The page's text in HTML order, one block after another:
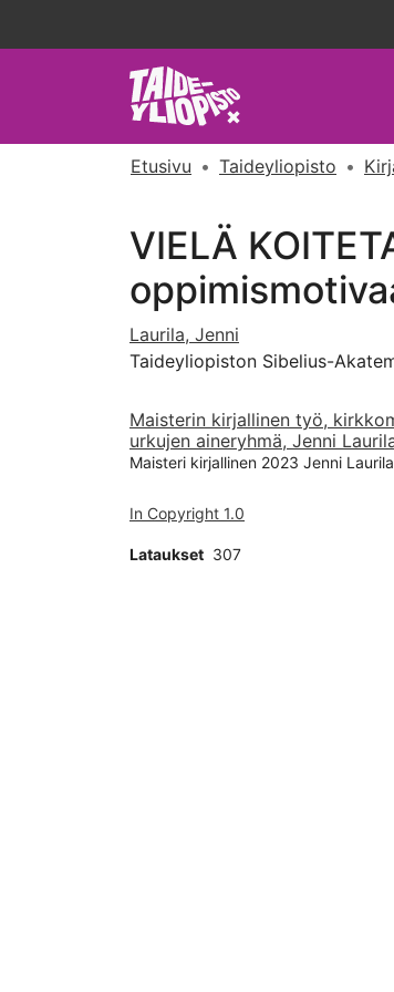
Etusivu Taideyliopisto
VIELÄ
Laurila, Jenni
Taideyliopiston Sibelius-
Maisterin kirjallinen työ,
urkujen aineryhmä, Jenni
Maisteri kirjallinen 2023 Jenni
In Copyright 1.0
Lataukset 307